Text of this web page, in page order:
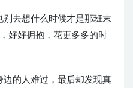
去想什么时候才是那班末
好好拥抱，花更多多的时
的人难过，最后却发现真